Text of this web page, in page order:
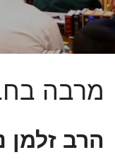
מרבה
הרב זלמן